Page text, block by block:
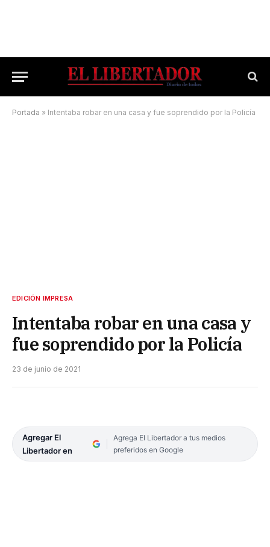
Portada » Intentaba robar en una casa y fue soprendido por la Policía
EDICIÓN IMPRESA
Intentaba robar en una casa y
fue soprendido por la Policía
23 de junio de 2021
Agregar El
Libertador en
Agrega El Libertador a tus medios
preferidos en Google